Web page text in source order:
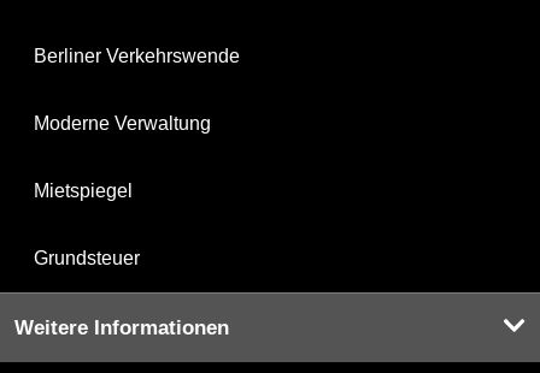
Berliner Verkehrswende
Moderne Verwaltung
Mietspiegel
Grundsteuer
Weitere Informationen